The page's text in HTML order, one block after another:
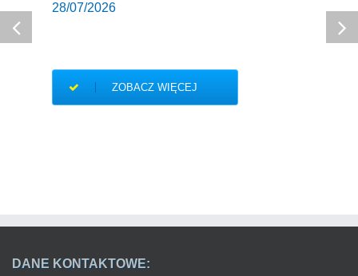
28/07/2026
ZOBACZ WIĘCEJ
27/
DANE KONTAKTOWE: